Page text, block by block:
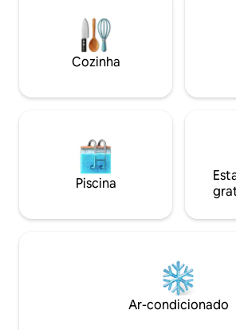
estimação se o seu amado animal de
estimação for amigo de cães e amigo de
humanos. Certifique-se de adicionar seu
Cozinha
Piscina
Ar-condicionado